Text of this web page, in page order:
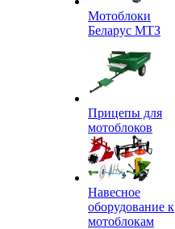
Мотоблоки
Беларус МТЗ
Прицепы для
мотоблоков
Навесное
оборудование к
мотоблокам